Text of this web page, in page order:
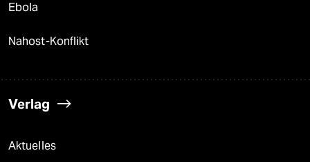
Ebola
Nahost-Konflikt
Verlag
Aktuelles